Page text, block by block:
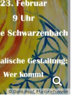
© Doris Hopf, Pfarrbriefservice